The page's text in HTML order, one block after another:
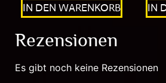
IN DEN WARENKORB IN
Rezensionen
Es gibt noch keine Rezensionen